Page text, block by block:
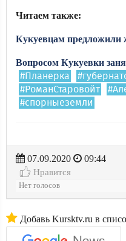
Читаем также:
Кукуевцам предложили
Вопросом Кукуевки
#Планерка
#РоманСтаровойт
#спорныеземли
07.09.2020
09:44
Нравится
Нет голосов
Добавь Kursktv.ru в